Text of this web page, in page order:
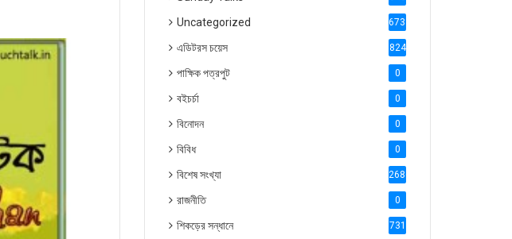
Uncategorized 6738
এডিটরস চয়েস 824
পাক্ষিক পত্রপুট 0
বইচর্চা 0
বিনোদন 0
বিবিধ 0
বিশেষ সংখ্যা 2686
রাজনীতি 0
শিকড়ের সন্ধানে 731